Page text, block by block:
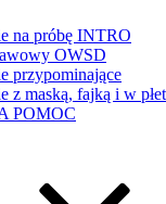
na próbę INTRO
OWSD
przypominające
z maską, fajką i w
POMOC